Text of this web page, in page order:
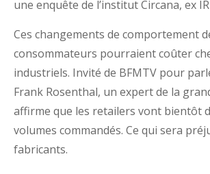
une enquête de l’institut Circana, ex
Ces changements de comportement
consommateurs pourraient coûter
industriels. Invité de BFMTV pour
Frank Rosenthal, un expert de la
affirme que les retailers vont bientôt
volumes commandés. Ce qui sera
fabricants.